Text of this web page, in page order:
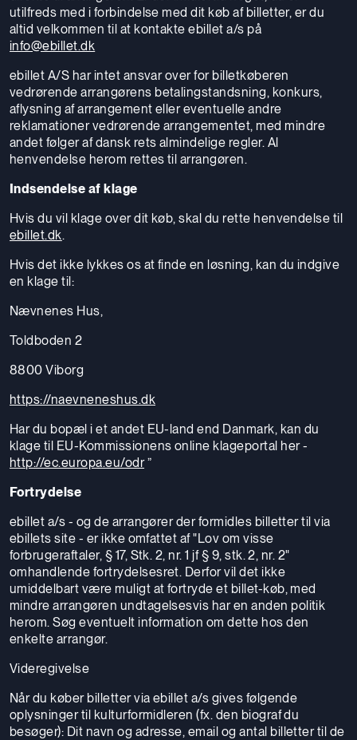
utilfreds med i forbindelse med dit køb af billetter, er du
altid velkommen til at kontakte ebillet a/s på
info@ebillet.dk
ebillet A/S har intet ansvar over for billetkøberen
vedrørende arrangørens betalingstandsning, konkurs,
aflysning af arrangement eller eventuelle andre
reklamationer vedrørende arrangementet, med mindre
andet følger af dansk rets almindelige regler. Al
henvendelse herom rettes til arrangøren.
Indsendelse af klage
Hvis du vil klage over dit køb, skal du rette henvendelse til
ebillet.dk.
Hvis det ikke lykkes os at finde en løsning, kan du indgive
en klage til:
Nævnenes Hus,
Toldboden 2
8800 Viborg
https://naevneneshus.dk
Har du bopæl i et andet EU-land end Danmark, kan du
klage til EU-Kommissionens online klageportal her -
http://ec.europa.eu/odr”
Fortrydelse
ebillet a/s - og de arrangører der formidles billetter til via
ebillets site - er ikke omfattet af "Lov om visse
forbrugeraftaler, § 17, Stk. 2, nr. 1 jf § 9, stk. 2, nr. 2"
omhandlende fortrydelsesret. Derfor vil det ikke
umiddelbart være muligt at fortryde et billet-køb, med
mindre arrangøren undtagelsesvis har en anden politik
herom. Søg eventuelt information om dette hos den
enkelte arrangør.
Videregivelse
Når du køber billetter via ebillet a/s gives følgende
oplysninger til kulturformidleren (fx. den biograf du
besøger): Dit navn og adresse, email og antal billetter til de